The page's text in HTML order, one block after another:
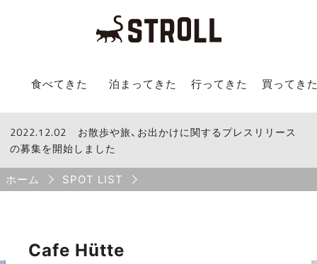
STROLL Menu
食べてきた 泊まってきた 行ってきた 買ってき
STROLLからのお知らせ
2022.12.02
お散歩や旅、お出かけに関するプレスリリース
の募集を開始しました
Breadcrumb
ホーム SPOT LIST
Cafe Hütte